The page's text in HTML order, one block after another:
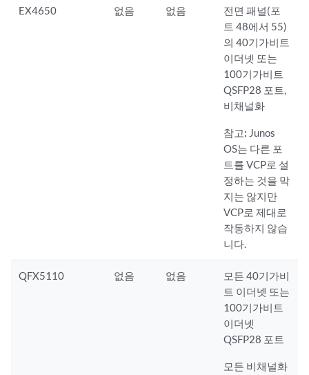
EX4650 없음 없음
전면 패널(포
트 48에서 55)
의 40기가비트
이더넷 또는
100기가비트
QSFP28 포트,
비채널화
참고: Junos
OS는 다른 포
트를 VCP로 설
정하는 것을 막
지는 않지만
VCP로 제대로
작동하지 않습
니다.
QFX5110 없음 없음
모든 40기가비
트 이더넷 또는
100기가비트
이더넷
QSFP28 포트
모든 비채널화